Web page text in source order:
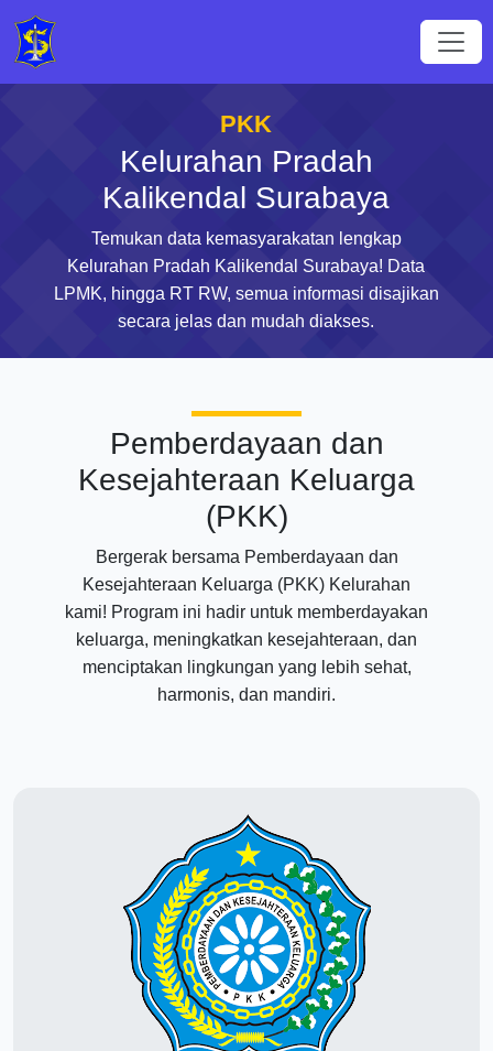
PKK
Kelurahan Pradah
Kalikendal Surabaya
Temukan data kemasyarakatan lengkap
Kelurahan Pradah Kalikendal Surabaya! Data
LPMK, hingga RT RW, semua informasi disajikan
secara jelas dan mudah diakses.
Pemberdayaan dan
Kesejahteraan Keluarga
(PKK)
Bergerak bersama Pemberdayaan dan
Kesejahteraan Keluarga (PKK) Kelurahan
kami! Program ini hadir untuk memberdayakan
keluarga, meningkatkan kesejahteraan, dan
menciptakan lingkungan yang lebih sehat,
harmonis, dan mandiri.